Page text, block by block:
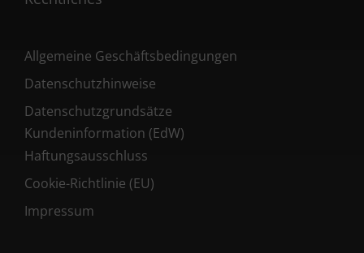
Allgemeine Geschäftsbedingungen
Datenschutzhinweise
Datenschutzgrundsätze
Kundeninformation (EdW)
Haftungsausschluss
Cookie-Richtlinie (EU)
Impressum